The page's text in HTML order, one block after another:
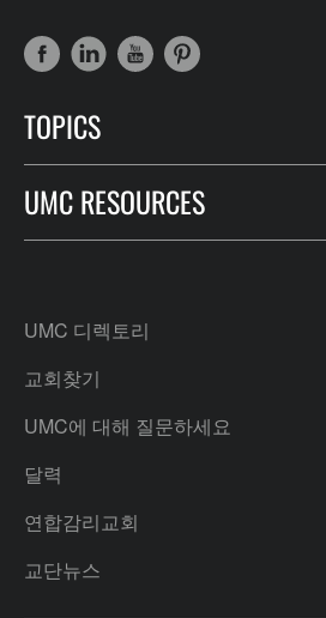
TOPICS
UMC RESOURCES
UMC 디렉토리
교회찾기
UMC에 대해 질문하세요
달력
연합감리교회
교단뉴스